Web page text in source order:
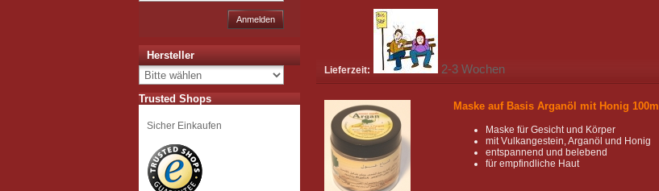
Lieferzeit: 2-3 Wochen
Maske auf Basis Arganöl mit Honig 100ml
Maske für Gesicht und Körper
mit Vulkangestein, Arganöl und Honig
entspannend und belebend
für empfindliche Haut
Anmelden
Hersteller
Trusted Shops
Sicher Einkaufen